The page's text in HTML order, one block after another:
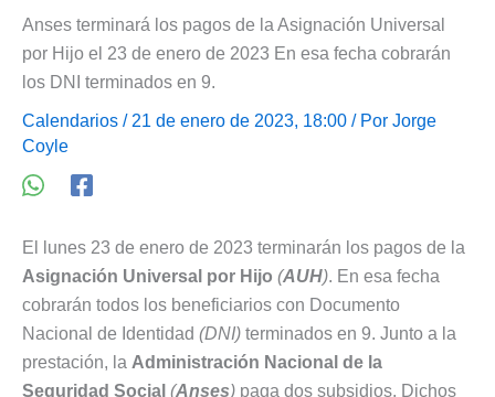
Anses terminará los pagos de la Asignación Universal
por Hijo el 23 de enero de 2023 En esa fecha cobrarán
los DNI terminados en 9.
Calendarios / 21 de enero de 2023, 18:00 / Por Jorge
Coyle
El lunes 23 de enero de 2023 terminarán los pagos de la
Asignación Universal por Hijo (AUH). En esa fecha
cobrarán todos los beneficiarios con Documento
Nacional de Identidad (DNI) terminados en 9. Junto a la
prestación, la Administración Nacional de la
Seguridad Social (Anses) paga dos subsidios. Dichos